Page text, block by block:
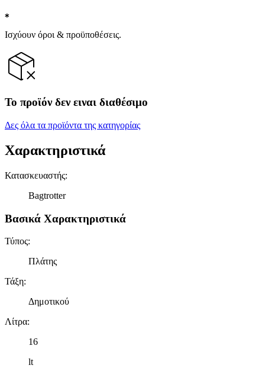
Ισχύουν όροι & προϋποθέσεις.
Το προϊόν δεν ειναι διαθέσιμο
Δες όλα τα προϊόντα της κατηγορίας
Χαρακτηριστικά
Κατασκευαστής:
Bagtrotter
Βασικά Χαρακτηριστικά
Τύπος:
Πλάτης
Τάξη:
Δημοτικού
Λίτρα:
16
lt